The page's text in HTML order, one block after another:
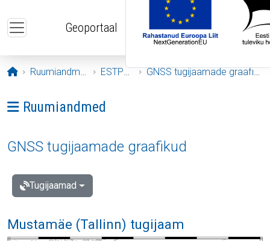
Geoportaal
Avaleht
Ruumiandmed ESTPOS GNSS tugijaamade graafikud
Ava menüü: Ruumiandmed
Ruumiandmed
GNSS tugijaamade graafikud
Tugijaamad
Mustamäe (Tallinn) tugijaam